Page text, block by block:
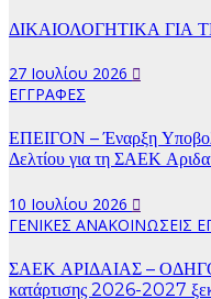
ΔΙΚΑΙΟΛΟΓΗΤΙΚΑ ΓΙΑ
27 Ιουλίου 2026
ΕΓΓΡΑΦΕΣ
ΕΠΕΙΓΟΝ – Έναρξη
Δελτίου για τη ΣΑΕΚ
10 Ιουλίου 2026
ΓΕΝΙΚΕΣ ΑΝΑΚΟΙΝΩΣΕΙΣ
ΣΑΕΚ ΑΡΙΔΑΙΑΣ –
κατάρτισης 2026-2027